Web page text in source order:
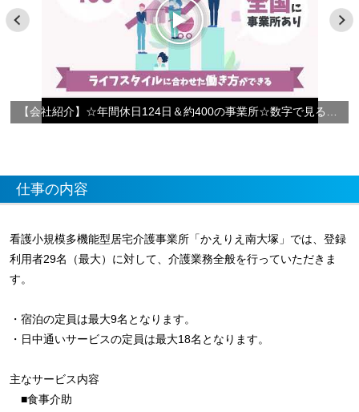
【会社紹介】☆年間休日124日＆約400の事業所☆数字で見るやさしい手
仕事の内容
看護小規模多機能型居宅介護事業所「かえりえ南大塚」では、登録
利用者29名（最大）に対して、介護業務全般を行っていただきま
す。
・宿泊の定員は最大9名となります。
・日中通いサービスの定員は最大18名となります。
主なサービス内容
■食事介助